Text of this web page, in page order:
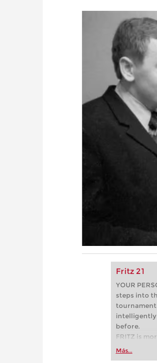
Fritz 21
YOUR
steps into
tournament
intelligently
before.
FRITZ is
Whether
Más...